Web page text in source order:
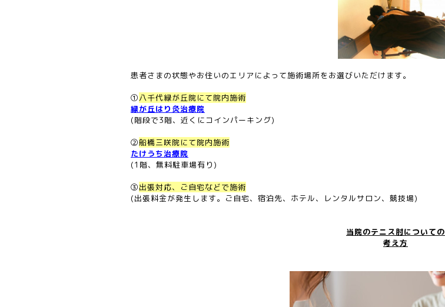
患者さまの状態やお住いのエリアによって施術場所をお選びいただけます。
①八千代緑が丘院にて院内施術
緑が丘はり灸治療院
(階段で3階、近くにコインパーキング)
②船橋三咲院にて院内施術
たけうち治療院
(1階、無料駐車場有り)
③出張対応、ご自宅などで施術
(出張料金が発生します。ご自宅、宿泊先、ホテル、レンタルサロン、競技場)
当院のテニス肘についての
考え方